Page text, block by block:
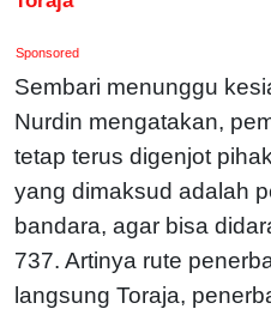
Sponsored
Sembari menunggu
Nurdin mengatakan,
tetap terus digenjot
yang dimaksud adalah
bandara, agar bisa
737. Artinya rute
langsung Toraja,